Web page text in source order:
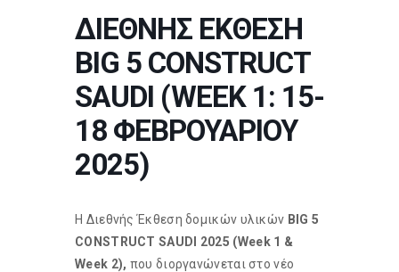
ΔΙΕΘΝΗΣ ΕΚΘΕΣΗ
BIG 5 CONSTRUCT
SAUDI (WEEK 1: 15-
18 ΦΕΒΡΟΥΑΡΙΟΥ
2025)
H Διεθνής Έκθεση δομικών υλικών BIG 5
CONSTRUCT SAUDI 2025 (Week 1 &
Week 2), που διοργανώνεται στο νέο